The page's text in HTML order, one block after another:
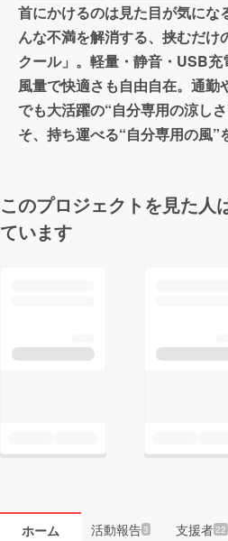
首にかけるのは見た目が気にな
んな不満を解消する、挟むだけ
クール」。軽量・静音・USB
風量で快適さも自由自在。通勤
でも大活躍の“自分専用の涼し
そ、持ち運べる“自分専用の風”
このプロジェクトを見た人
ています
ホーム 活動報告3 支援者22